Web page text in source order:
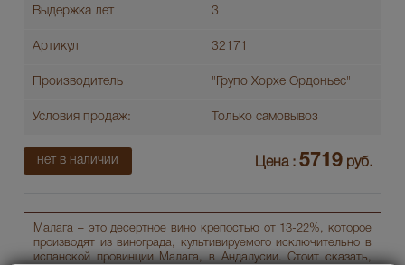
Малага – это десертное вино крепостью от 13-22%, которое
производят из винограда, культивируемого исключительно в
испанской провинции Малага, в Андалусии. Стоит сказать,
Выдержка лет 3
Артикул 32171
Производитель "Групо Хорхе Ордоньес"
Условия продаж: Только самовывоз
нет в наличии Цена : 5719 руб.